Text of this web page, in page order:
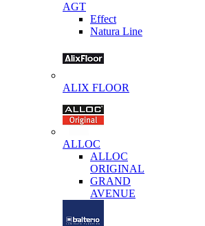
AGT
Effect
Natura Line
ALIX FLOOR
ALLOC
ALLOC
ORIGINAL
GRAND
AVENUE